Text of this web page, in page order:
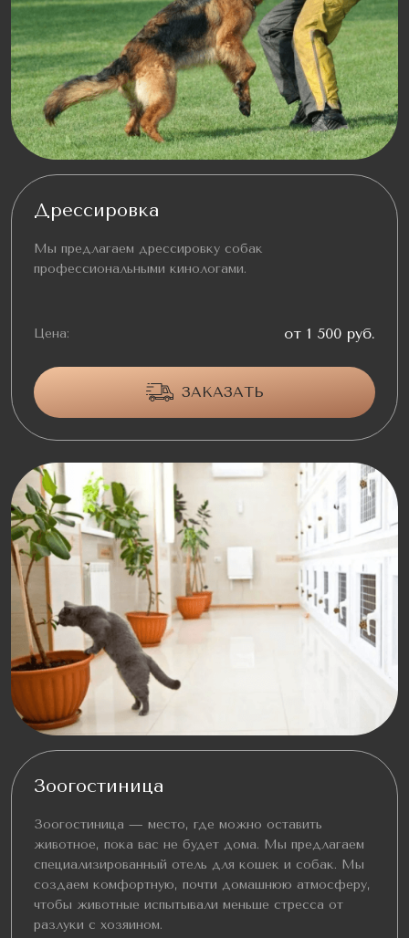
Дрессировка
Мы предлагаем дрессировку собак
профессиональными кинологами.
Цена: от 1 500 руб.
ЗАКАЗАТЬ
Зоогостиница
Зоогостиница — место, где можно оставить
животное, пока вас не будет дома. Мы предлагаем
специализированный отель для кошек и собак. Мы
создаем комфортную, почти домашнюю атмосферу,
чтобы животные испытывали меньше стресса от
разлуки с хозяином.